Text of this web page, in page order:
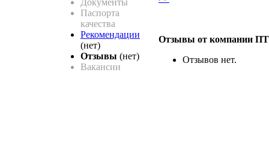
Паспорта
качества
Рекомендации
(нет)
Отзывы (нет)
Вакансии
Отзывы от компании
Отзывов нет.